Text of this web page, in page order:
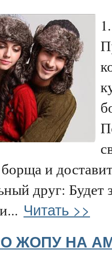
и
друг: Будет
Читать >>
ЖОПУ НА